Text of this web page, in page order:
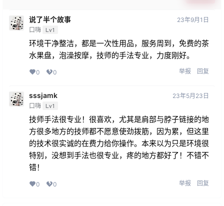
说了半个故事
口嗨 Lv1
23年9月1日
环境干净整洁，都是一次性用品，服务周到，免费的茶
水果盘，泡澡按摩，技师的手法专业，力度刚好。
0 0 举报 回复
sssjamk
口嗨 Lv1
23年5月23日
技师手法很专业！很喜欢，尤其是肩部与脖子链接的地
方很多地方的技师都不愿意使劲拨筋，因为累，但这里
的技术很实诚的在费力给你操作。本来以为只是环境很
特别，没想到手法也很专业，疼的地方都好了！不错不
错！
0 0 举报 回复